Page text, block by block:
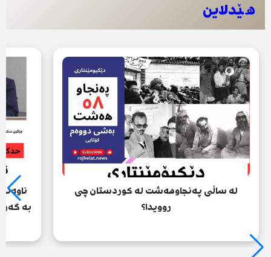
ھێدلاین
لە ساڵی پەنجاوهەشت لە کوردستان چی
روویدا؟
بە